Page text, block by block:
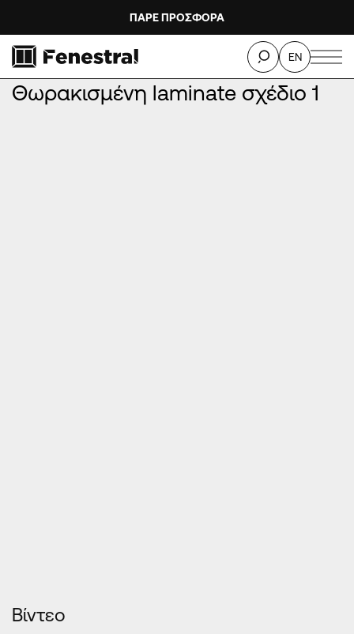
ΠΑΡΕ ΠΡΟΣΦΟΡΑ
EN
ΑΡΧΙΚΉ ΠΌΡΤΕΣ ΕΙΣΌΔΟΥ ΑΛΟΥΜΙΝΊΟΥ/
ΘΩΡΑΚΙΣΜΈΝΕΣ ΠΌΡΤΕΣ/ Θωρακισμένη laminate σχέδιο 1
Θωρακισμένη laminate σχέδιο 1
Βίντεο